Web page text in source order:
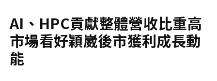
AI 、 HPC貢獻整體營收比重高
市場看好穎崴後市獲利成長動
能